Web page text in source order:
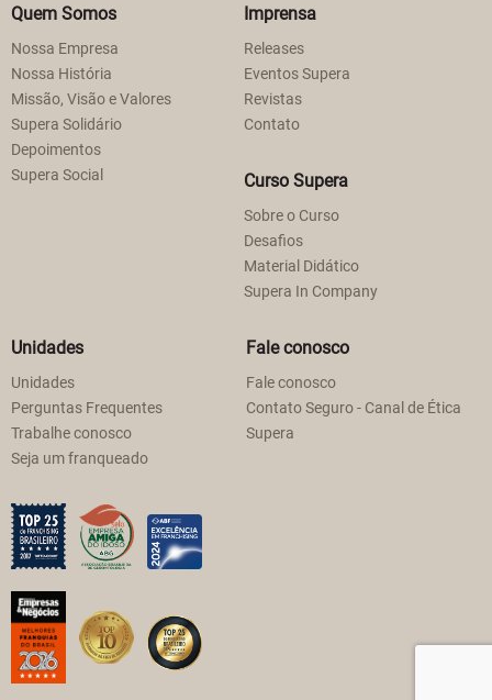
Quem Somos
Nossa Empresa
Nossa História
Missão, Visão e Valores
Supera Solidário
Depoimentos
Supera Social
Imprensa
Releases
Eventos Supera
Revistas
Contato
Curso Supera
Sobre o Curso
Desafios
Material Didático
Supera In Company
Unidades
Unidades
Perguntas Frequentes
Trabalhe conosco
Seja um franqueado
Fale conosco
Fale conosco
Contato Seguro - Canal de Ética
Supera